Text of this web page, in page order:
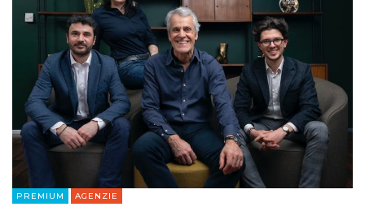
PREMIUM AGENZIE